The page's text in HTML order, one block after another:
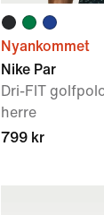
Nyankommet
Nike Par
Dri-FIT
herre
799 kr